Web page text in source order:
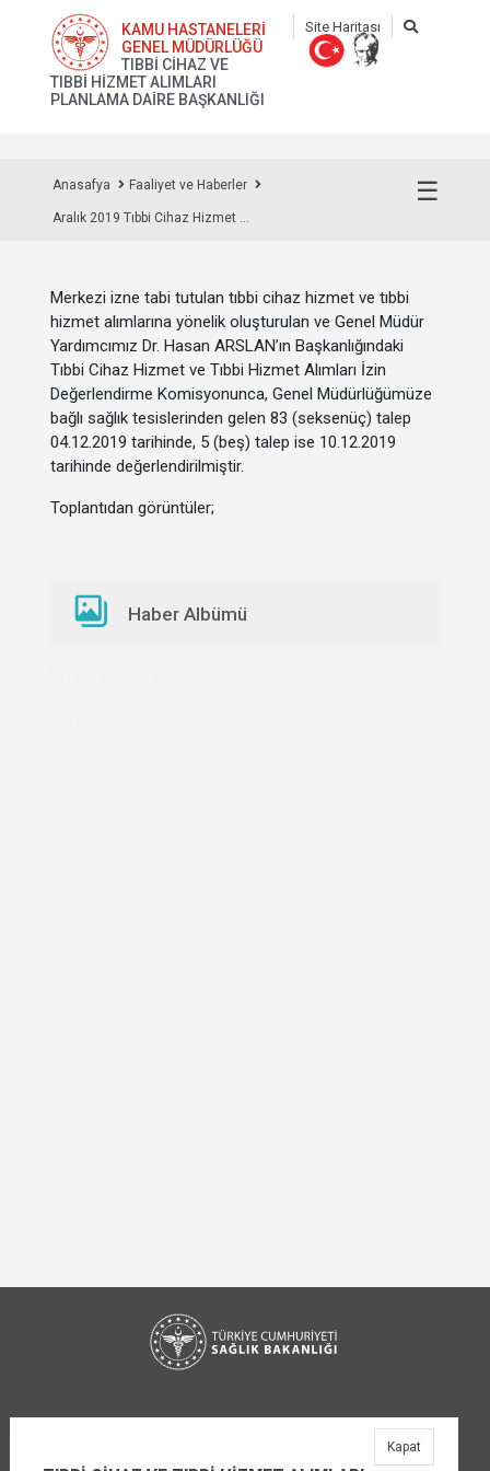
KAMU HASTANELERİ
GENEL MÜDÜRLÜĞÜ
TIBBİ CİHAZ VE
TIBBİ HİZMET ALIMLARI
PLANLAMA DAİRE BAŞKANLIĞI
Site Haritası
☰
Anasafya Faaliyet ve Haberler
Aralık 2019 Tıbbi Cihaz Hizmet ...
Merkezi izne tabi tutulan tıbbi cihaz hizmet ve tıbbi
hizmet alımlarına yönelik oluşturulan ve Genel Müdür
Yardımcımız Dr. Hasan ARSLAN’ın Başkanlığındaki
Tıbbi Cihaz Hizmet ve Tıbbi Hizmet Alımları İzin
Değerlendirme Komisyonunca, Genel Müdürlüğümüze
bağlı sağlık tesislerinden gelen 83 (seksenüç) talep
04.12.2019 tarihinde, 5 (beş) talep ise 10.12.2019
tarihinde değerlendirilmiştir.
Toplantıdan görüntüler;
Haber Albümü
Kapat